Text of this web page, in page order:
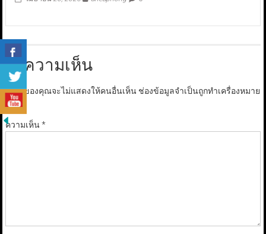
ใส่ความเห็น
อีเมลของคุณจะไม่แสดงให้คนอื่นเห็น ช่องข้อมูลจำเป็นถูกทำเครื่องหมาย
*
ความเห็น*